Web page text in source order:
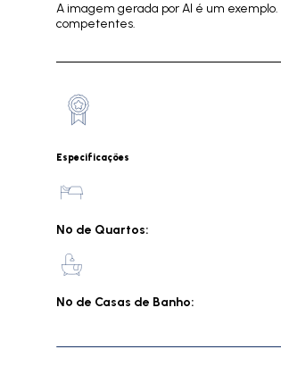
A imagem gerada por AI é um
competentes.
Especificações
Nº de Quartos:
Nº de Casas de Banho: